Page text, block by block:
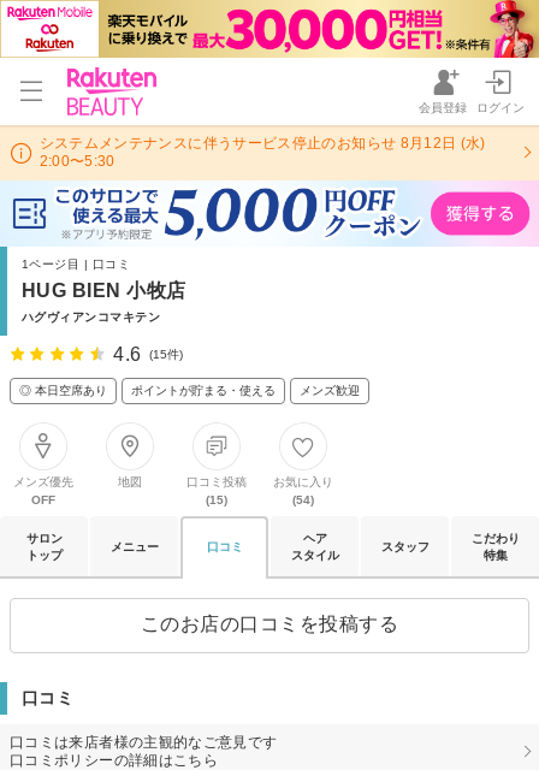
会員登録 ログイン
システムメンテナンスに伴うサービス停止のお知らせ 8月12日 (水)
2:00〜5:30
1ページ目 | 口コミ
HUG BIEN 小牧店
ハグヴィアンコマキテン
4.6 (15件)
◎ 本日空席あり ポイントが貯まる・使える メンズ歓迎
メンズ優先
OFF
地図
口コミ投稿
(15)
お気に入り
(54)
サロン
トップ
メニュー 口コミ
ヘア
スタイル
スタッフ
こだわり
特集
このお店の口コミを投稿する
口コミ
口コミは来店者様の主観的なご意見です
口コミポリシーの詳細はこちら